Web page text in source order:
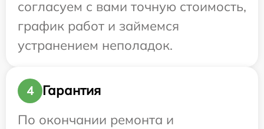
согласуем с вами точную стоимость,
график работ и займемся
устранением неполадок.
4
Гарантия
По окончании ремонта и